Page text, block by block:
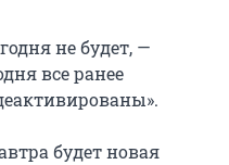
не будет, —
все ранее
будет новая